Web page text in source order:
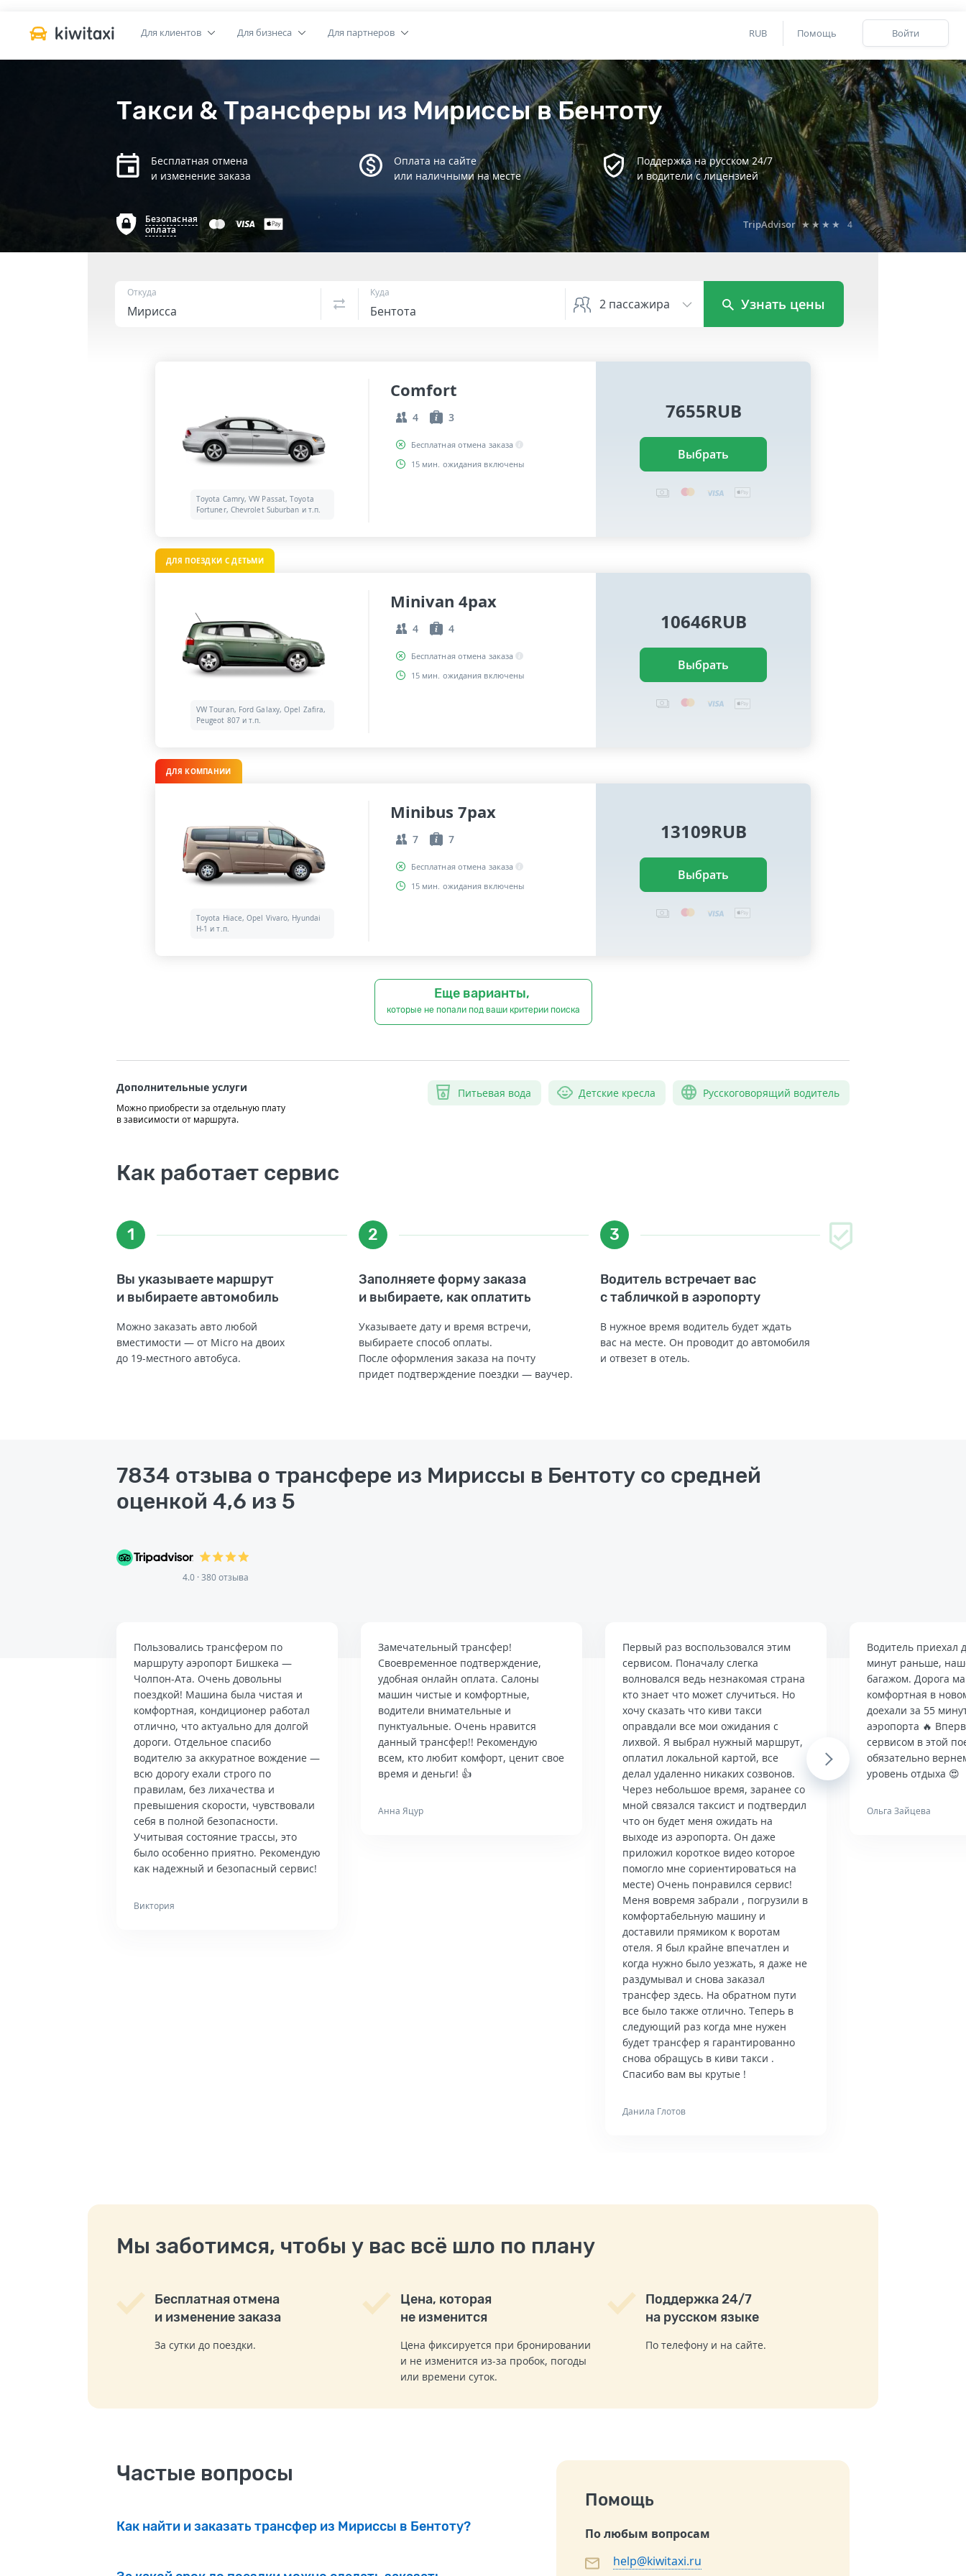
RUB Помощь Войти
Для клиентов Для бизнеса Для партнеров
Такси & Трансферы из Мириссы в Бентоту
Бесплатная отмена
и изменение заказа
Оплата на сайте
или наличными на месте
Поддержка на русском 24/7
и водители с лицензией
Безопасная
оплата
TripAdvisor ★★★★ 4
Откуда Куда
2 пассажира Узнать цены
Toyota Camry, VW Passat, Toyota
Fortuner, Chevrolet Suburban и т.п.
Comfort
4 3
Бесплатная отмена заказа
15 мин. ожидания включены
7655RUB
Выбрать
ДЛЯ ПОЕЗДКИ С ДЕТЬМИ
VW Touran, Ford Galaxy, Opel Zafira,
Peugeot 807 и т.п.
Minivan 4pax
4 4
Бесплатная отмена заказа
15 мин. ожидания включены
10646RUB
Выбрать
ДЛЯ КОМПАНИИ
Toyota Hiace, Opel Vivaro, Hyundai
H-1 и т.п.
Minibus 7pax
7 7
Бесплатная отмена заказа
15 мин. ожидания включены
13109RUB
Выбрать
Еще варианты,
которые не попали под ваши критерии поиска
Дополнительные услуги
Можно приобрести за отдельную плату
в зависимости от маршрута.
Питьевая вода Детские кресла Русскоговорящий водитель
Как работает сервис
1
Вы указываете маршрут
и выбираете автомобиль
Можно заказать авто любой
вместимости — от Micro на двоих
до 19-местного автобуса.
2
Заполняете форму заказа
и выбираете, как оплатить
Указываете дату и время встречи,
выбираете способ оплаты.
После оформления заказа на почту
придет подтверждение поездки — ваучер.
3
Водитель встречает вас
с табличкой в аэропорту
В нужное время водитель будет ждать
вас на месте. Он проводит до автомобиля
и отвезет в отель.
7834 отзыва о трансфере из Мириссы в Бентоту со средней
оценкой 4,6 из 5
4.0 · 380 отзыва
Пользовались трансфером по
маршруту аэропорт Бишкека —
Чолпон-Ата. Очень довольны
поездкой! Машина была чистая и
комфортная, кондиционер работал
отлично, что актуально для долгой
дороги. Отдельное спасибо
водителю за аккуратное вождение —
всю дорогу ехали строго по
правилам, без лихачества и
превышения скорости, чувствовали
себя в полной безопасности.
Учитывая состояние трассы, это
было особенно приятно. Рекомендую
как надежный и безопасный сервис!
Виктория
Замечательный трансфер!
Своевременное подтверждение,
удобная онлайн оплата. Салоны
машин чистые и комфортные,
водители внимательные и
пунктуальные. Очень нравится
данный трансфер!! Рекомендую
всем, кто любит комфорт, ценит свое
время и деньги! 👍
Анна Яцур
Первый раз воспользовался этим
сервисом. Поначалу слегка
волновался ведь незнакомая страна
кто знает что может случиться. Но
хочу сказать что киви такси
оправдали все мои ожидания с
лихвой. Я выбрал нужный маршрут,
оплатил локальной картой, все
делал удаленно никаких созвонов.
Через небольшое время, заранее со
мной связался таксист и подтвердил
что он будет меня ожидать на
выходе из аэропорта. Он даже
приложил короткое видео которое
помогло мне сориентироваться на
месте) Очень понравился сервис!
Меня вовремя забрали , погрузили в
комфортабельную машину и
доставили прямиком к воротам
отеля. Я был крайне впечатлен и
когда нужно было уезжать, я даже не
раздумывал и снова заказал
трансфер здесь. На обратном пути
все было также отлично. Теперь в
следующий раз когда мне нужен
будет трансфер я гарантированно
снова обращусь в киви такси .
Спасибо вам вы крутые !
Данила Глотов
Водитель приехал
минут раньше,
багажом. Дорога
комфортная в
доехали за 55
аэропорта 🔥
сервисом в этой
обязательно
уровень отдыха 😍
Ольга Зайцева
Next
Мы заботимся, чтобы у вас всё шло по плану
Бесплатная отмена
и изменение заказа
За сутки до поездки.
Цена, которая
не изменится
Цена фиксируется при бронировании
и не изменится из-за пробок, погоды
или времени суток.
Поддержка 24/7
на русском языке
По телефону и на сайте.
Частые вопросы
Как найти и заказать трансфер из Мириссы в Бентоту?
Помощь
По любым вопросам
help@kiwitaxi.ru